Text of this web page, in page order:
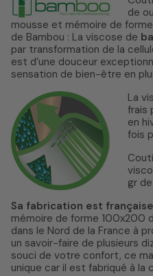
de
mousse et mémoire de
de Bambou : La viscose de
par transformation de la
est d’une douceur
sensation de bien-être en
La
frais
en
fois
gr
Sa fabrication est française
mémoire de forme 100x200
dans le Nord de la France à
un savoir-faire de plusieurs
souci de votre confort, ce
unique car il est fabriqué à la